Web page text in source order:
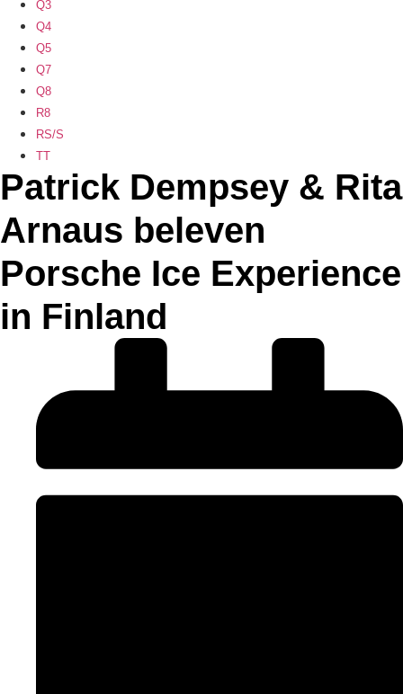
Q3
Q4
Q5
Q7
Q8
R8
RS/S
TT
Patrick Dempsey & Rita
Arnaus beleven
Porsche Ice Experience
in Finland